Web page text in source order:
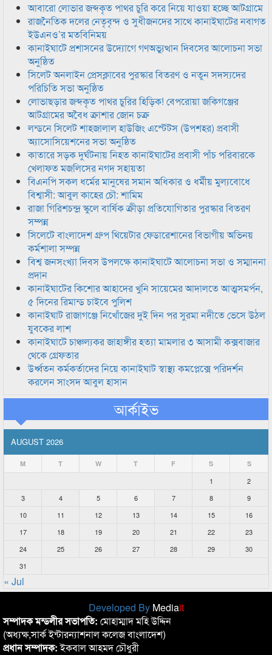
আবারো লোভার জব্দকৃত পাথর চুরি করে নিয়ে যাওয়া হচ্ছে আটগ্রামে
রাজনৈতিক দলের নেতৃবৃন্দ ও সুধীজনদের সাথে কানাইঘাটের নবাগত
ইউএনও’র মতবিনিময়
কানাইঘাটে প্রশাসনের উদ্যোগে গণঅভ্যুত্থান দিবসের আলোচনা সভা
অনুষ্ঠিত
সিলেট অনলাইন প্রেসক্লাবের পুরস্কার বিতরণ ও নতুন সদস্যদের
পরিচিতি সভা অনুষ্ঠিত
লোভাছড়ার জব্দকৃত পাথর চুরির হিড়িক! বেপরোয়া জকিগঞ্জের
আটগ্রামের অবৈধ ক্রাশার জোন চক্র
লন্ডনে সিলেট শাহজালাল হাউজিং এস্টেটস (উপশহর) প্রবাসী
অ্যাসোসিয়েশনের সভা অনুষ্ঠিত
কাতারে সড়ক দুর্ঘটনায় নিহত কানাইঘাটের প্রবাসী পাঁচ পরিবারকে
খেলাফত মজলিসের নগদ সহায়তা
বিএনপি সকল ধর্মের মানুষের সমান অধিকার ও ধর্মীয় মুল্যবোধে
বিশ্বাসী: আবুল কাহের চৌ: শামিম
রাজা গিরিশচন্দ্র স্কুলে বার্ষিক ক্রীড়া প্রতিযোগিতার পুরস্কার বিতরণ
সম্পন্ন
সিলেটে বাংলাদেশ গ্রুপ থিয়েটার ফেডারেশানের বিভাগীয় অভিনয়
কর্মশালা সম্পন্ন
বিশ্ব জনসংখ্যা দিবস উপলক্ষে কানাইঘাটে আলোচনা সভা ও সম্মাননা
প্রদান
কানাইঘাটের কিশোর আহাদের খুনি সায়েমের আদালতে আত্মসমর্পন,
৫ দিনের রিমান্ড চাইবে পুলিশ
কানাইঘাট রাজাগঞ্জে নিখোঁজের দুই দিন পর সুরমা নদীতে ভেসে উঠল
যুবকের লাশ
কানাইঘাটে চাঞ্চল্যকর জাহাঙ্গীর হত্যা মামলার ৩ আসামী কক্সবাজার
থেকে গ্রেফতার
উর্ধ্বতন কর্মকর্তাদের নিয়ে কানাইঘাট স্বাস্থ্য কমপ্লেক্সে পরিদর্শন
করলেন সাংসদ আবুল হাসান
আর্কাইভ
AUGUST 2026
M T W T F S S
1
2
3
4 5 6 7 8
9
10
11 12 13 14 15
16
17
18 19 20 21 22
23
24
25 26 27 28 29
30
31
« Jul
Developed By Mediait
সম্পাদক মন্ডলীর সভাপতি: মোহাম্মাদ মহি উদ্দিন
(অধ্যক্ষ,সার্ক ইন্টারন্যাশনাল কলেজ বাংলাদেশ)
প্রধান সম্পাদক:ইকবাল আহমদ চৌধুরী